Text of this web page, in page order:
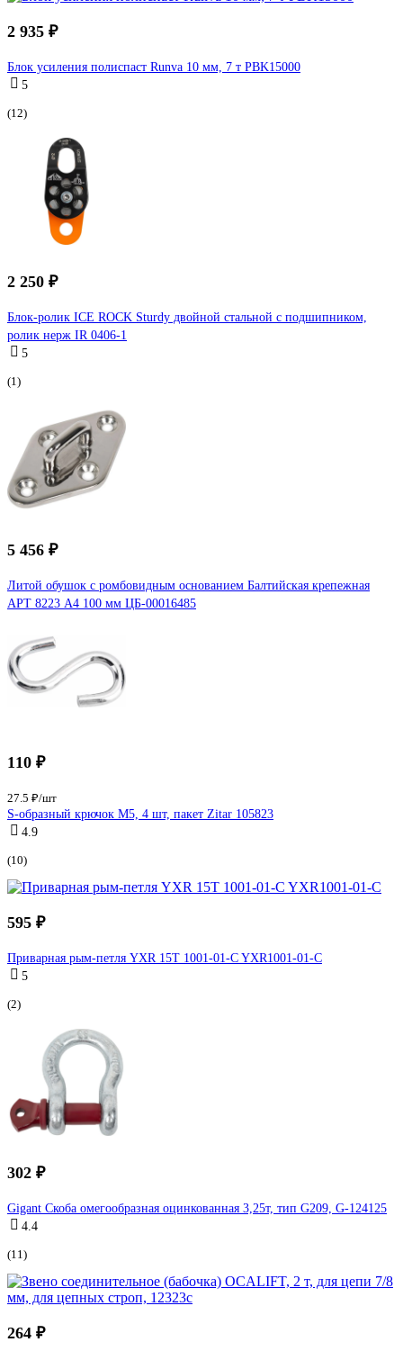
2 935 ₽
Блок усиления полиспаст Runva 10 мм, 7 т PBK15000
5
(12)
2 250 ₽
Блок-ролик ICE ROCK Sturdy двойной стальной с подшипником,
ролик нерж IR 0406-1
5
(1)
5 456 ₽
Литой обушок с ромбовидным основанием Балтийская крепежная
АРТ 8223 А4 100 мм ЦБ-00016485
110 ₽
27.5 ₽/шт
S-образный крючок М5, 4 шт, пакет Zitar 105823
4.9
(10)
595 ₽
Приварная рым-петля YXR 15T 1001-01-C YXR1001-01-C
5
(2)
302 ₽
Gigant Скоба омегообразная оцинкованная 3,25т, тип G209, G-124125
4.4
(11)
264 ₽